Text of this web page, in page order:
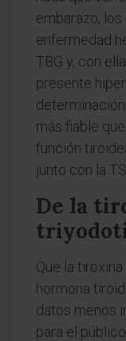
embarazo,
enfermedad
TBG y, con
presente
más fiable
función
junto con la
De la
Que la
hormona
datos menos
para el